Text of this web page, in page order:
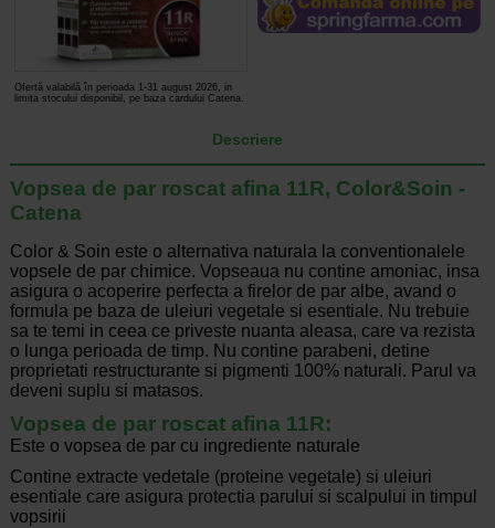
Ofertă valabilă în perioada 1-31 august 2026, in
limita stocului disponibil, pe baza cardului Catena.
Descriere
Vopsea de par roscat afina 11R, Color&Soin -
Catena
Color & Soin este o alternativa naturala la conventionalele
vopsele de par chimice. Vopseaua nu contine amoniac, insa
asigura o acoperire perfecta a firelor de par albe, avand o
formula pe baza de uleiuri vegetale si esentiale. Nu trebuie
sa te temi in ceea ce priveste nuanta aleasa, care va rezista
o lunga perioada de timp. Nu contine parabeni, detine
proprietati restructurante si pigmenti 100% naturali. Parul va
deveni suplu si matasos.
Vopsea de par roscat afina 11R:
Este o vopsea de par cu ingrediente naturale
Contine extracte vedetale (proteine vegetale) si uleiuri
esentiale care asigura protectia parului si scalpului in timpul
vopsirii